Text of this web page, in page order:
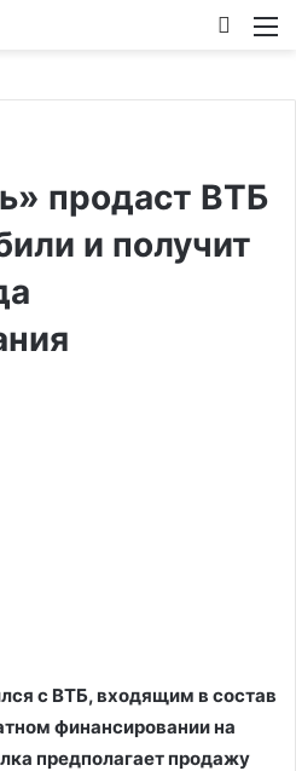
продаст ВТБ
и получит
с ВТБ, входящим в состав
финансировании на
предполагает продажу